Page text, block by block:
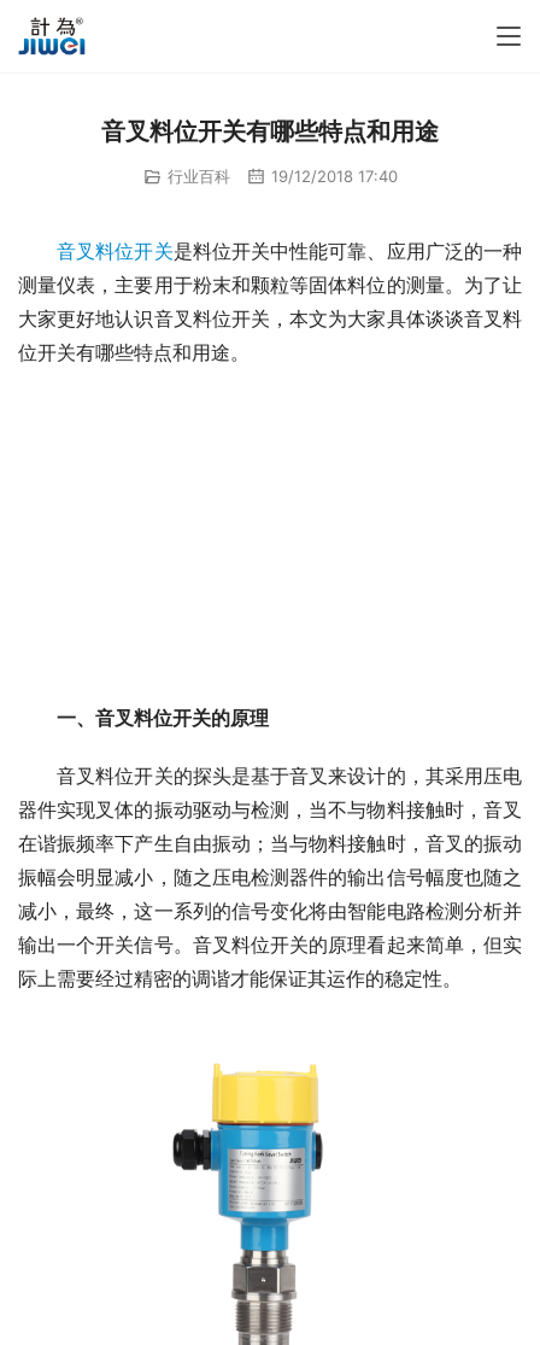
音叉料位开关有哪些特点和用途
行业百科 19/12/2018 17:40
音叉料位开关是料位开关中性能可靠、应用广泛的一种
测量仪表，主要用于粉末和颗粒等固体料位的测量。为了让
大家更好地认识音叉料位开关，本文为大家具体谈谈音叉料
位开关有哪些特点和用途。
一、音叉料位开关的原理
音叉料位开关的探头是基于音叉来设计的，其采用压电
器件实现叉体的振动驱动与检测，当不与物料接触时，音叉
在谐振频率下产生自由振动；当与物料接触时，音叉的振动
振幅会明显减小，随之压电检测器件的输出信号幅度也随之
减小，最终，这一系列的信号变化将由智能电路检测分析并
输出一个开关信号。音叉料位开关的原理看起来简单，但实
际上需要经过精密的调谐才能保证其运作的稳定性。